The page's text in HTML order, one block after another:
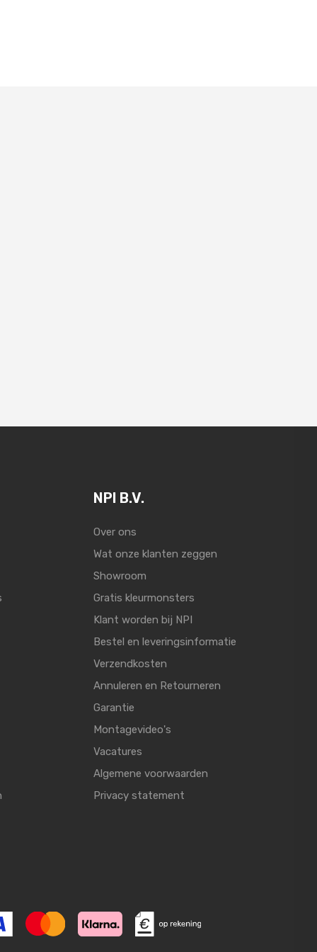
NPI B.V.
Over ons
Wat onze klanten zeggen
Showroom
Gratis kleurmonsters
Klant worden bij NPI
Bestel en leveringsinformatie
Verzendkosten
Annuleren en Retourneren
Garantie
Montagevideo's
Vacatures
Algemene voorwaarden
Privacy statement